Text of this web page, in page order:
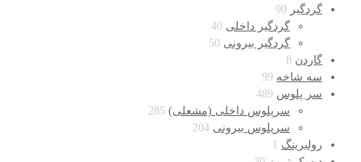
گردگیر 90
گردگیر داخلی 40
گردگیر بیرونی 50
گاردن 8
سه شاخه 99
سر پلوس 489
سرپلوس داخلی (مشعلی) 285
سرپلوس بیرونی 204
رولبرینگ 1